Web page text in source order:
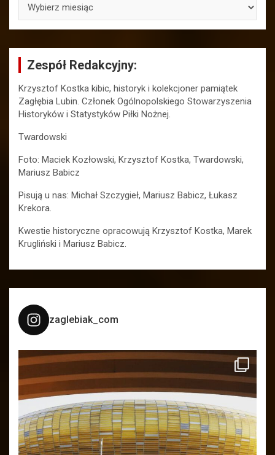
Zespół Redakcyjny:
Krzysztof Kostka kibic, historyk i kolekcjoner pamiątek
Zagłębia Lubin. Członek Ogólnopolskiego Stowarzyszenia
Historyków i Statystyków Piłki Nożnej.
Twardowski
Foto: Maciek Kozłowski, Krzysztof Kostka, Twardowski,
Mariusz Babicz
Pisują u nas: Michał Szczygieł, Mariusz Babicz, Łukasz
Krekora.
Kwestie historyczne opracowują Krzysztof Kostka, Marek
Krugliński i Mariusz Babicz.
zaglebiak_com